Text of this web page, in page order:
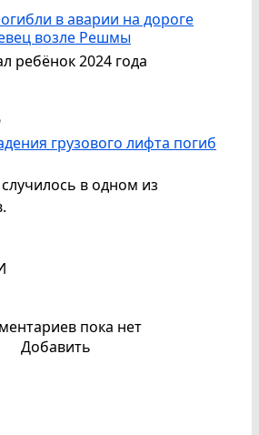
в аварии на дороге
возле Решмы
ребёнок 2024 года
грузового лифта погиб
в одном из
пока нет
Добавить